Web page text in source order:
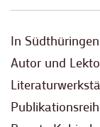
In
Autor und